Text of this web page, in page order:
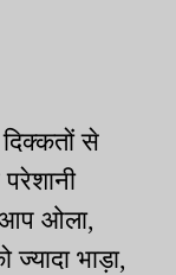
से
आप ओला,
भाड़ा,